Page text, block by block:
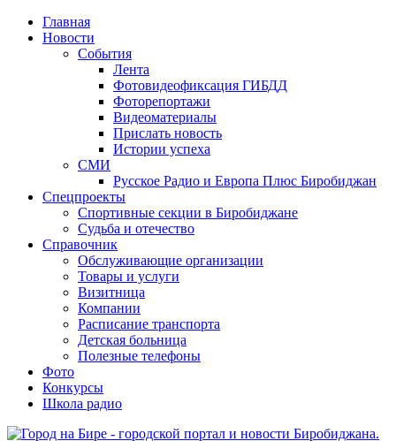
Главная
Новости
События
Лента
Фотовидеофиксация ГИБДД
Фоторепортажи
Видеоматериалы
Прислать новость
Истории успеха
СМИ
Русское Радио и Европа Плюс Биробиджан
Спецпроекты
Спортивные секции в Биробиджане
Судьба и отечество
Справочник
Обслуживающие организации
Товары и услуги
Визитница
Компании
Расписание транспорта
Детская больница
Полезные телефоны
Фото
Конкурсы
Школа радио